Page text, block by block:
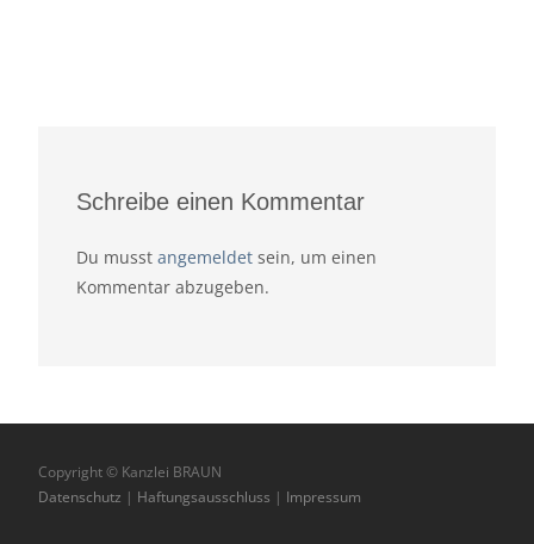
Schreibe einen Kommentar
Du musst angemeldet sein, um einen
Kommentar abzugeben.
Copyright © Kanzlei BRAUN
Datenschutz | Haftungsausschluss | Impressum